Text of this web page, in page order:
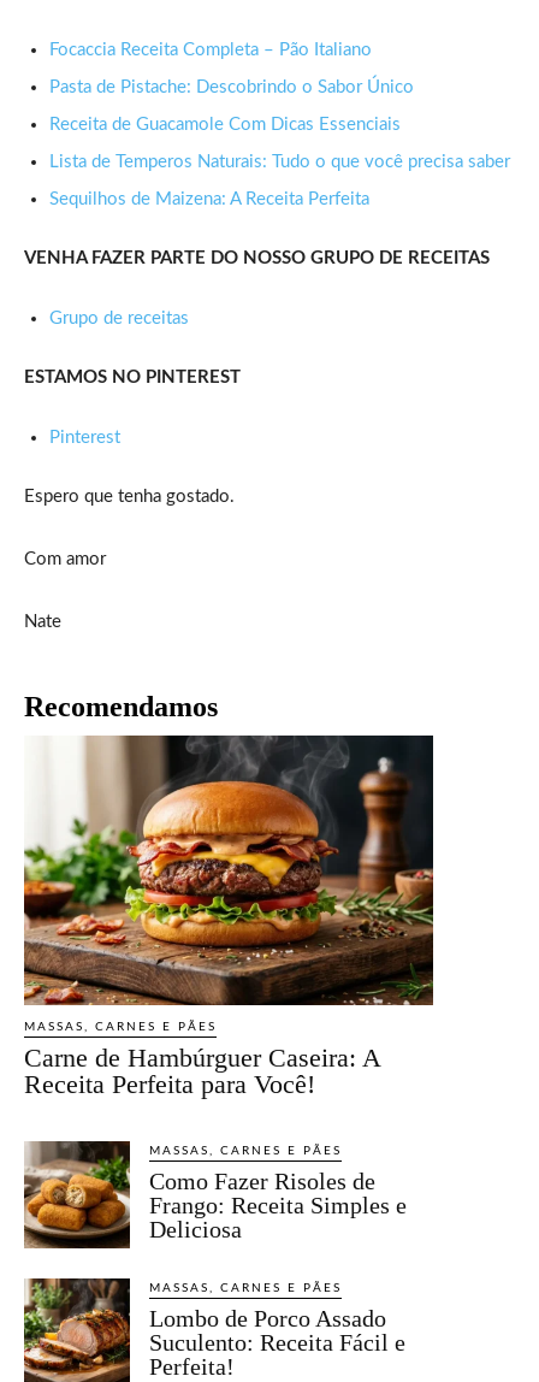
Focaccia Receita Completa – Pão Italiano
Pasta de Pistache: Descobrindo o Sabor Único
Receita de Guacamole Com Dicas Essenciais
Lista de Temperos Naturais: Tudo o que você precisa saber
Sequilhos de Maizena: A Receita Perfeita
VENHA FAZER PARTE DO NOSSO GRUPO DE RECEITAS
Grupo de receitas
ESTAMOS NO PINTEREST
Pinterest
Espero que tenha gostado.
Com amor
Nate
Recomendamos
MASSAS, CARNES E PÃES
Carne de Hambúrguer Caseira: A
Receita Perfeita para Você!
MASSAS, CARNES E PÃES
Como Fazer Risoles de
Frango: Receita Simples e
Deliciosa
MASSAS, CARNES E PÃES
Lombo de Porco Assado
Suculento: Receita Fácil e
Perfeita!